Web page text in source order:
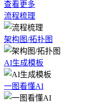
查看更多
流程梳理
架构图/拓扑图
AI生成模板
一图看懂AI